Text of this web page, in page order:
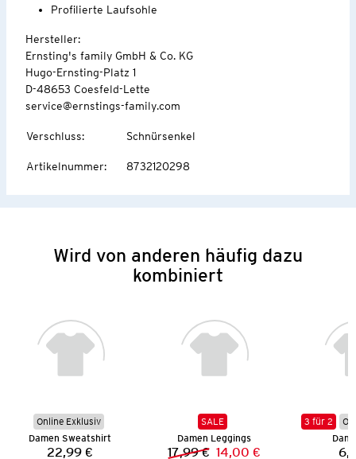
Profilierte Laufsohle
Hersteller:
Ernsting's family GmbH & Co. KG
Hugo-Ernsting-Platz 1
D-48653 Coesfeld-Lette
service@ernstings-family.com
Verschluss: Schnürsenkel
Artikelnummer: 8732120298
Wird von anderen häufig dazu
kombiniert
Online Exklusiv
Damen Sweatshirt
22,99 €
SALE
Damen Leggings
17,99 € 14,00 €
3 für 2